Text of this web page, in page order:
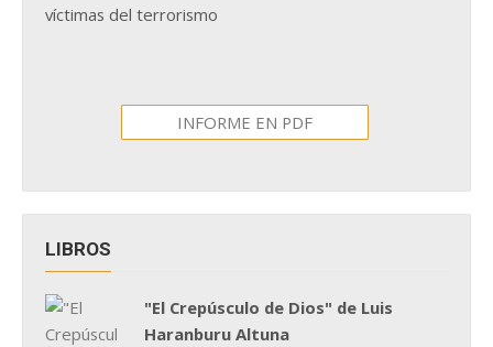
víctimas del terrorismo
INFORME EN PDF
LIBROS
"El Crepúsculo de Dios" de Luis
Haranburu Altuna